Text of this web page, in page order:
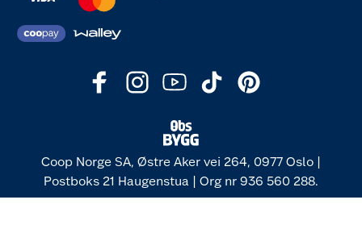
Coop Norge SA, Østre Aker vei 264, 0977 Oslo |
Postboks 21 Haugenstua | Org nr 936 560 288.